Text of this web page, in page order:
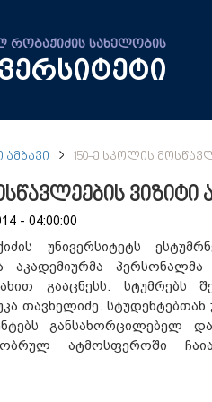
სახელობის
150-Ე ᲡᲙᲝᲚᲘᲡ
ვიზიტი
- 04:00:00
უნივერსიტეტს
აკადემიურმა
გააცნესს. სტუმრებს
თავხელიძე.
განსახორცილებელ
ატმოსფეროში